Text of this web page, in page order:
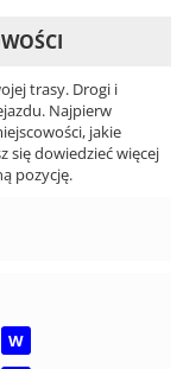
trasy. Drogi i
Najpierw
jakie
się dowiedzieć więcej
pozycję.
W